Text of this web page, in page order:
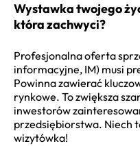
Wystawka twojego
która zachwyci?
Profesjonalna oferta
informacyjne, IM) musi
Powinna zawierać
rynkowe. To zwiększa
inwestorów
przedsiębiorstwa. Niech
wizytówka!